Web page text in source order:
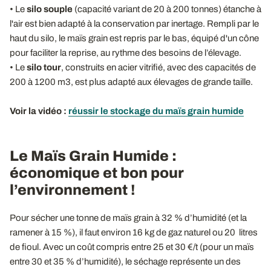
• Lesilo souple (capacité variant de 20 à 200 tonnes) étanche à
l'air est bien adapté à la conservation par inertage. Rempli par le
haut du silo, le maïs grain est repris par le bas, équipé d'un cône
pour faciliter la reprise, au rythme des besoins de l’élevage.
• Lesilo tour, construits en acier vitrifié, avec des capacités de
200 à 1200 m3, est plus adapté aux élevages de grande taille.
Voir la vidéo : réussir le stockage du maïs grain humide
Le Maïs Grain Humide :
économique et bon pour
l’environnement !
Pour sécher une tonne de maïs grain à 32 % d’humidité (et la
ramener à 15 %), il faut environ 16 kg de gaz naturel ou 20 litres
de fioul. Avec un coût compris entre 25 et 30 €/t (pour un maïs
entre 30 et 35 % d’humidité), le séchage représente un des